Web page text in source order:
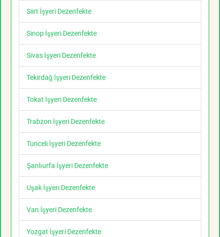
Siirt İşyeri Dezenfekte
Sinop İşyeri Dezenfekte
Sivas İşyeri Dezenfekte
Tekirdağ İşyeri Dezenfekte
Tokat İşyeri Dezenfekte
Trabzon İşyeri Dezenfekte
Tunceli İşyeri Dezenfekte
Şanlıurfa İşyeri Dezenfekte
Uşak İşyeri Dezenfekte
Van İşyeri Dezenfekte
Yozgat İşyeri Dezenfekte